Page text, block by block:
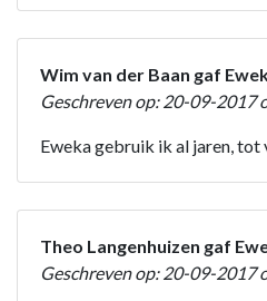
Wim van der Baan gaf
Geschreven op: 20-09-2017
Eweka gebruik ik al jaren, tot
Theo Langenhuizen gaf
Geschreven op: 20-09-2017